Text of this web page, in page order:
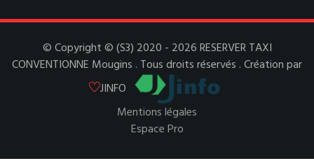
© Copyright © (S3) 2020 - 2026 RESERVER TAXI
CONVENTIONNE Mougins . Tous droits réservés . Création par
JINFO
Mentions légales
Espace Pro